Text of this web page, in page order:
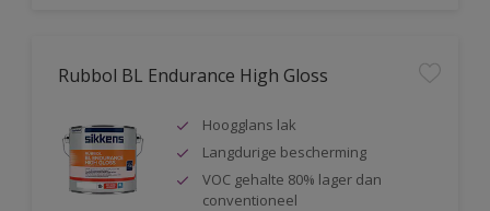
Rubbol BL Endurance High Gloss
Hoogglans lak
Langdurige bescherming
VOC gehalte 80% lager dan
conventioneel